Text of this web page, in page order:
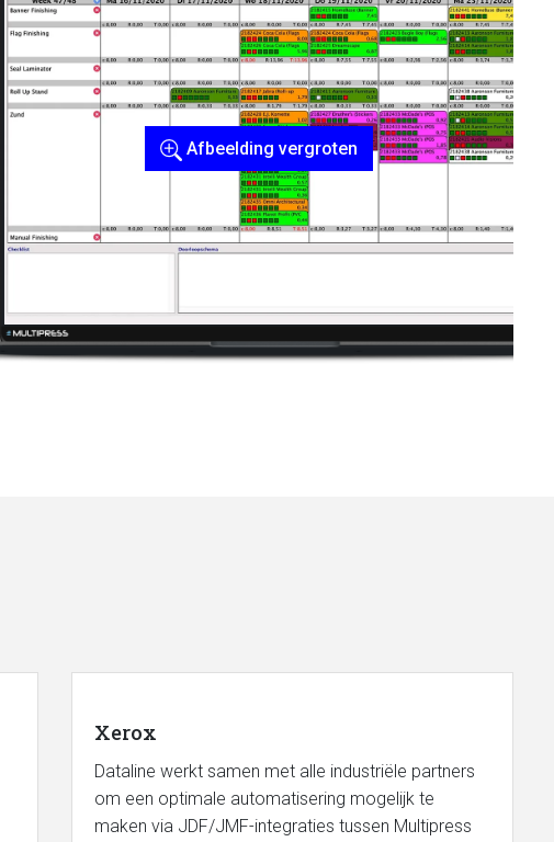
Afbeelding vergroten
Xerox
Dataline werkt samen met alle industriële partners
om een optimale automatisering mogelijk te
maken via JDF/JMF-integraties tussen Multipress